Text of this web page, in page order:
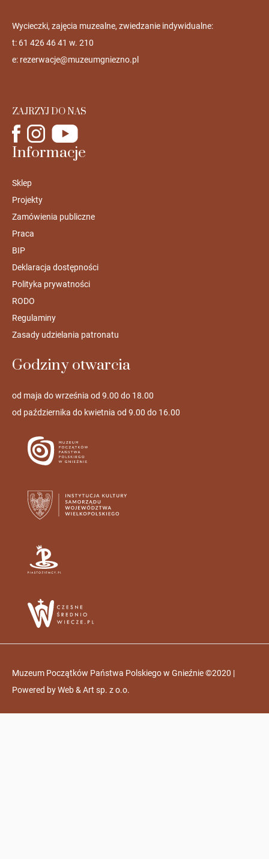
Wycieczki, zajęcia muzealne, zwiedzanie indywidualne:
t: 61 426 46 41 w. 210
e: rezerwacje@muzeumgniezno.pl
ZAJRZYJ DO NAS
Informacje
Sklep
Projekty
Zamówienia publiczne
Praca
BIP
Deklaracja dostępności
Polityka prywatności
RODO
Regulaminy
Zasady udzielania patronatu
Godziny otwarcia
od maja do września od 9.00 do 18.00
od października do kwietnia od 9.00 do 16.00
Muzeum Początków Państwa Polskiego w Gnieźnie ©2020 |
Powered byWeb & Art sp. z o.o.